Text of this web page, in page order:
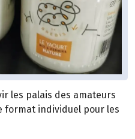
les palais des amateurs
format individuel pour les